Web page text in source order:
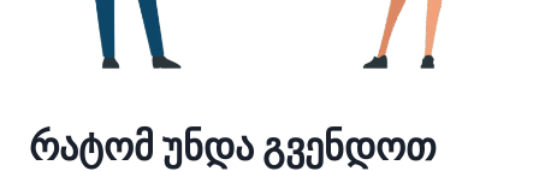
რატომ უნდა გვენდოთ